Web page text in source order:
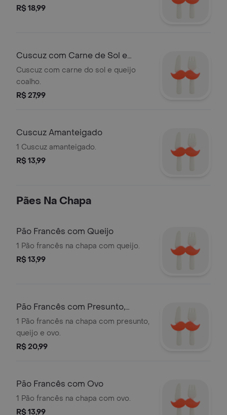
R$ 18,99
Cuscuz com Carne de Sol e
Queijo Coalho
Cuscuz com carne do sol e queijo
coalho.
R$ 27,99
Cuscuz Amanteigado
1 Cuscuz amanteigado.
R$ 13,99
Pães Na Chapa
Pão Francês com Queijo
1 Pão francês na chapa com queijo.
R$ 13,99
Pão Francês com Presunto,
Queijo e Ovo
1 Pão francês na chapa com presunto,
queijo e ovo.
R$ 20,99
Pão Francês com Ovo
1 Pão francês na chapa com ovo.
R$ 13,99